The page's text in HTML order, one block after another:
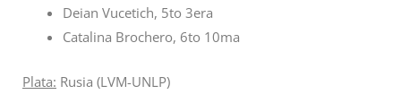
Deian Vucetich, 5to 3era
Catalina Brochero, 6to 10ma
Plata: Rusia (LVM-UNLP)